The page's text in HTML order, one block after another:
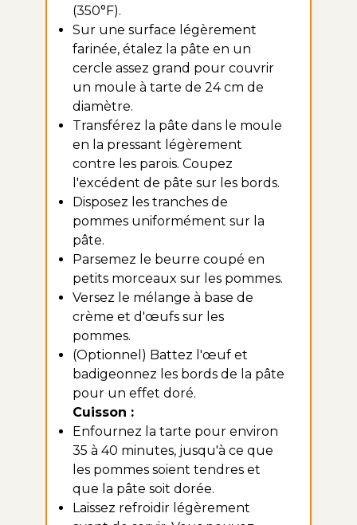
(350°F).
Sur une surface légèrement
farinée, étalez la pâte en un
cercle assez grand pour couvrir
un moule à tarte de 24 cm de
diamètre.
Transférez la pâte dans le moule
en la pressant légèrement
contre les parois. Coupez
l'excédent de pâte sur les bords.
Disposez les tranches de
pommes uniformément sur la
pâte.
Parsemez le beurre coupé en
petits morceaux sur les pommes.
Versez le mélange à base de
crème et d'œufs sur les
pommes.
(Optionnel) Battez l'œuf et
badigeonnez les bords de la pâte
pour un effet doré.
Cuisson :
Enfournez la tarte pour environ
35 à 40 minutes, jusqu'à ce que
les pommes soient tendres et
que la pâte soit dorée.
Laissez refroidir légèrement